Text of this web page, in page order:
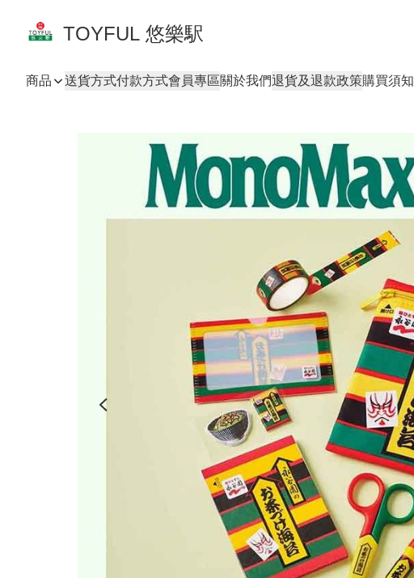
TOYFUL 悠樂駅
商品 送貨方式付款方式會員專區關於我們退貨及退款政策購買須知